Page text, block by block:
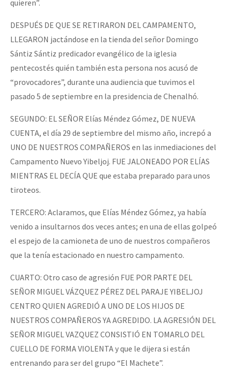
quieren”.
DESPUÉS DE QUE SE RETIRARON DEL CAMPAMENTO,
LLEGARON jactándose en la tienda del señor Domingo
Sántiz Sántiz predicador evangélico de la iglesia
pentecostés quién también esta persona nos acusó de
“provocadores”, durante una audiencia que tuvimos el
pasado 5 de septiembre en la presidencia de Chenalhó.
SEGUNDO: EL SEÑOR Elías Méndez Gómez, DE NUEVA
CUENTA, el día 29 de septiembre del mismo año, increpó a
UNO DE NUESTROS COMPAÑEROS en las inmediaciones del
Campamento Nuevo Yibeljoj. FUE JALONEADO POR ELÍAS
MIENTRAS EL DECÍA QUE que estaba preparado para unos
tiroteos.
TERCERO: Aclaramos, que Elías Méndez Gómez, ya había
venido a insultarnos dos veces antes; en una de ellas golpeó
el espejo de la camioneta de uno de nuestros compañeros
que la tenía estacionado en nuestro campamento.
CUARTO: Otro caso de agresión FUE POR PARTE DEL
SEÑOR MIGUEL VÁZQUEZ PÉREZ DEL PARAJE YIBELJOJ
CENTRO QUIEN AGREDIÓ A UNO DE LOS HIJOS DE
NUESTROS COMPAÑEROS YA AGREDIDO. LA AGRESIÓN DEL
SEÑOR MIGUEL VAZQUEZ CONSISTIÓ EN TOMARLO DEL
CUELLO DE FORMA VIOLENTA y que le dijera si están
entrenando para ser del grupo “El Machete”.